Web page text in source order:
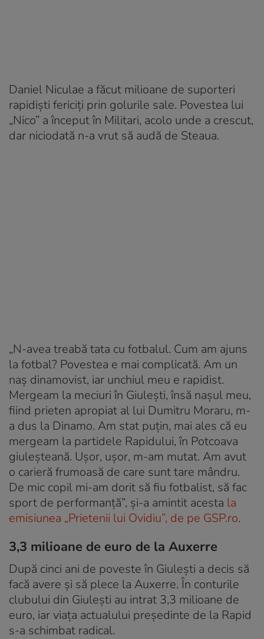
Daniel Niculae a făcut milioane de suporteri
rapidiști fericiți prin golurile sale. Povestea lui
„Nico” a început în Militari, acolo unde a crescut,
dar niciodată n-a vrut să audă de Steaua.
„N-avea treabă tata cu fotbalul. Cum am ajuns
la fotbal? Povestea e mai complicată. Am un
naș dinamovist, iar unchiul meu e rapidist.
Mergeam la meciuri în Giulești, însă nașul meu,
fiind prieten apropiat al lui Dumitru Moraru, m-
a dus la Dinamo. Am stat puțin, mai ales că eu
mergeam la partidele Rapidului, în Potcoava
giuleșteană. Ușor, ușor, m-am mutat. Am avut
o carieră frumoasă de care sunt tare mândru.
De mic copil mi-am dorit să fiu fotbalist, să fac
sport de performanță”, și-a amintit acesta la
emisiunea „Prietenii lui Ovidiu”, de pe GSP.ro.
3,3 milioane de euro de la Auxerre
După cinci ani de poveste în Giulești a decis să
facă avere și să plece la Auxerre. În conturile
clubului din Giulești au intrat 3,3 milioane de
euro, iar viața actualului președinte de la Rapid
s-a schimbat radical.